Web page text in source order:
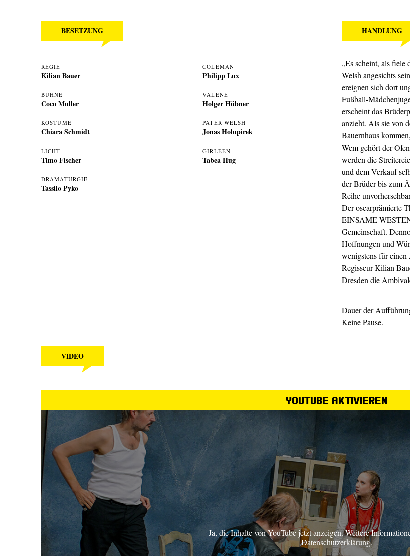
HANDLUNG
„Es scheint, als fiele
Welsh angesichts
ereignen sich dort
Fußball-
erscheint das
anzieht. Als sie von
Bauernhaus
Wem gehört der
werden die
und dem Verkauf
der Brüder bis zum
Reihe
Der oscarprämierte
EINSAME
Gemeinschaft.
Hoffnungen und
wenigstens für
Regisseur Kilian
Dresden die
Dauer der
Keine Pause.
BESETZUNG
REGIE
Kilian Bauer
BÜHNE
Coco Muller
KOSTÜME
Chiara Schmidt
LICHT
Timo Fischer
DRAMATURGIE
Tassilo Pyko
COLEMAN
Philipp Lux
VALENE
Holger Hübner
PATER WELSH
Jonas Holupirek
GIRLEEN
Tabea Hug
VIDEO
YouTube aktivieren
Ja, die Inhalte von YouTube jetzt anzeigen. Weitere
Datenschutzerklärung.